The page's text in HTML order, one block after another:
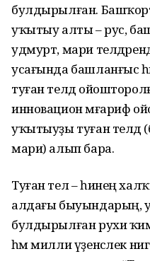
булдырылған.
уҡытыу алты – рус,
удмурт, мари
усағында башланғыс
туған телдә
инновацион мәғариф
уҡытыуҙы туған
мари) алып бара.
Туған тел – һинең
алдағы быуындарың,
булдырылған рухи
һәм милли үҙенсәлек